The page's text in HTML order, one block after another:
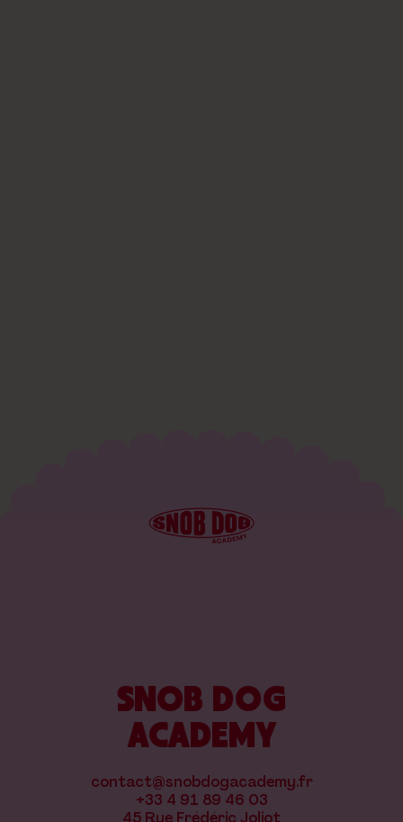
SNOB DOG
ACADEMY
contact@snobdogacademy.fr
+33 4 91 89 46 03